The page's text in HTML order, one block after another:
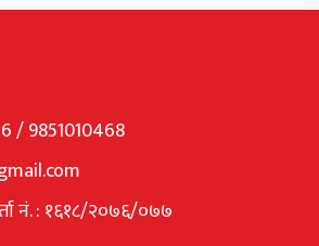
/ 9851010468
नं. : १६१८/२०७६/०७७